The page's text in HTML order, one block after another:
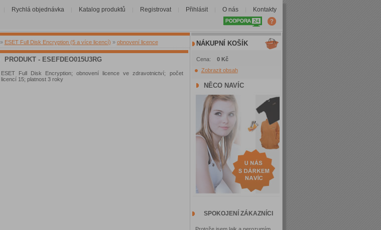
Rychlá objednávka Katalog produktů Registrovat Přihlásit O nás Kontakty
» ESET Full Disk Encryption (5 a více licencí) » obnovení licence
PRODUKT - ESEFDEO015U3RG
ESET Full Disk Encryption; obnovení licence ve zdravotnictví; počet
licencí 15; platnost 3 roky
NÁKUPNÍ KOŠÍK
Cena: 0 Kč
Zobrazit obsah
NĚCO NAVÍC
SPOKOJENÍ ZÁKAZNÍCI